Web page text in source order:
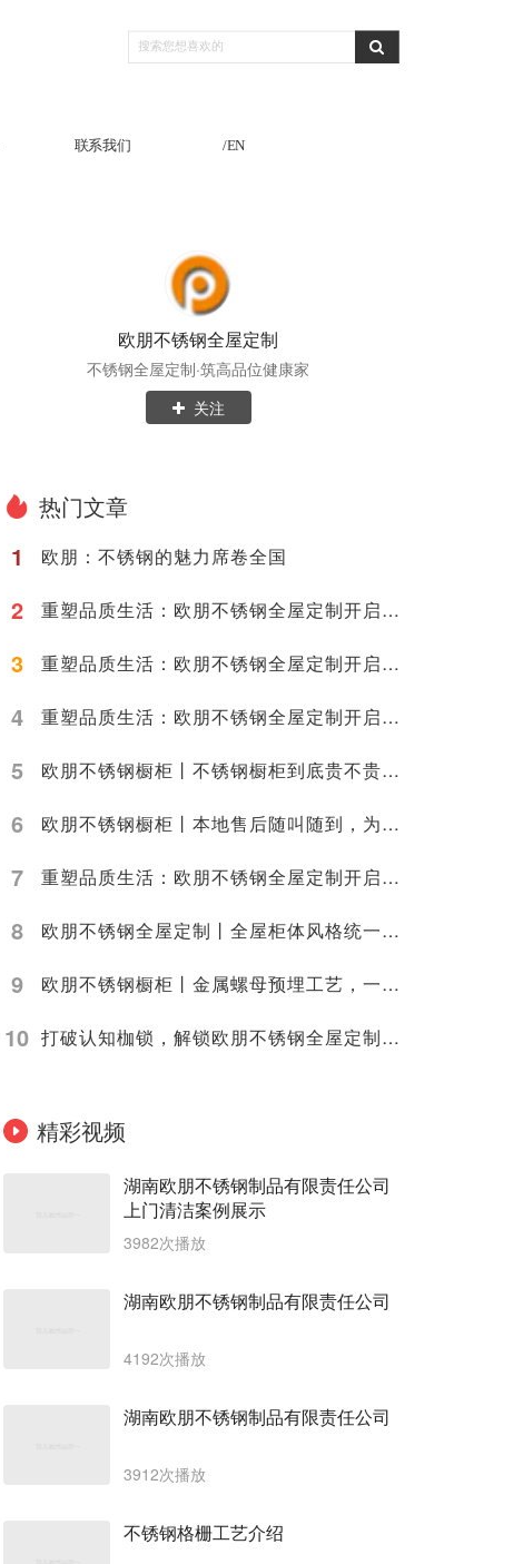
联系我们 /EN
欧朋不锈钢全屋定制
不锈钢全屋定制·筑高品位健康家
关注
热门文章
1
欧朋：不锈钢的魅力席卷全国
2 重塑品质生活：欧朋不锈钢全屋定制开启旧房改造新纪元
3 重塑品质生活：欧朋不锈钢全屋定制开启旧房改造新纪元
4 重塑品质生活：欧朋不锈钢全屋定制开启旧房改造新纪元
5 欧朋不锈钢橱柜丨不锈钢橱柜到底贵不贵？算一笔十年的账
6 欧朋不锈钢橱柜丨本地售后随叫随到，为什么娄底客户最有发言权？
7 重塑品质生活：欧朋不锈钢全屋定制开启旧房改造新纪元
8 欧朋不锈钢全屋定制丨全屋柜体风格统一，不锈钢全屋定制的整体协调性
9 欧朋不锈钢橱柜丨金属螺母预埋工艺，一个小设计解决柜体松动大问题
10 打破认知枷锁，解锁欧朋不锈钢全屋定制新魅力
精彩视频
湖南欧朋不锈钢制品有限责任公司
上门清洁案例展示
3982次播放
湖南欧朋不锈钢制品有限责任公司
4192次播放
湖南欧朋不锈钢制品有限责任公司
3912次播放
不锈钢格栅工艺介绍